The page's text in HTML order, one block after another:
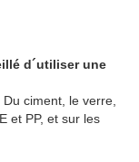
d´utiliser une
ciment, le verre,
et PP, et sur les